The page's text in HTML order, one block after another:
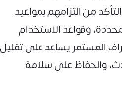
من التزامهم بمواعيد
وقواعد الاستخدام
المستمر يساعد على تقليل
والحفاظ على سلامة